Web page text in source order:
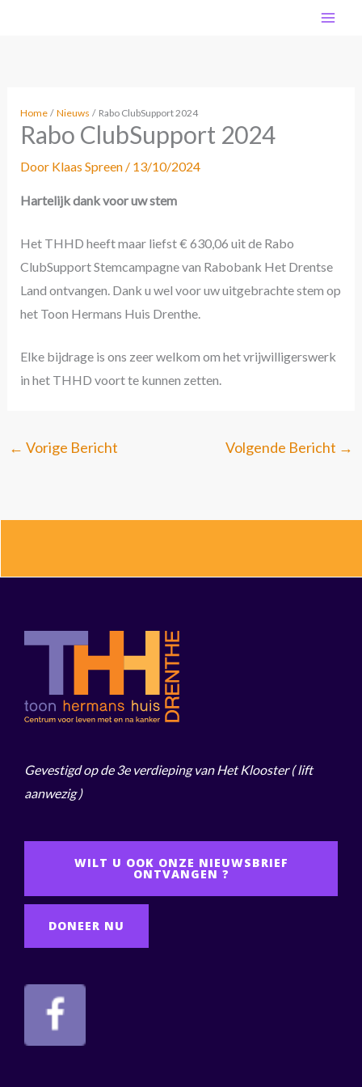
Home Nieuws Rabo ClubSupport 2024
Rabo ClubSupport 2024
Door Klaas Spreen / 13/10/2024
Hartelijk dank voor uw stem
Het THHD heeft maar liefst € 630,06 uit de Rabo
ClubSupport Stemcampagne van Rabobank Het Drentse
Land ontvangen. Dank u wel voor uw uitgebrachte stem op
het Toon Hermans Huis Drenthe.
Elke bijdrage is ons zeer welkom om het vrijwilligerswerk
in het THHD voort te kunnen zetten.
← Vorige Bericht Volgende Bericht →
Gevestigd op de 3e verdieping van Het Klooster ( lift
aanwezig )
WILT U OOK ONZE NIEUWSBRIEF
ONTVANGEN ?
DONEER NU